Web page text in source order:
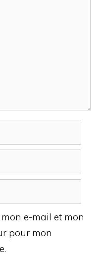
e-mail et mon
pour mon